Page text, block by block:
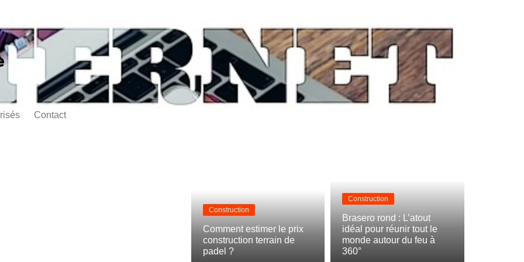
Contact
Construction
Comment estimer le prix
construction terrain de
padel ?
Construction
Brasero rond : L’atout
idéal pour réunir tout le
monde autour du feu à
360°